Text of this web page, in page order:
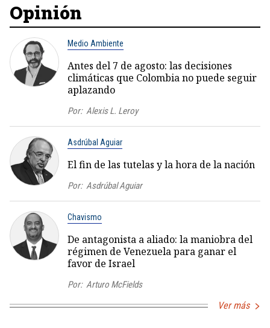
Opinión
Medio Ambiente
Antes del 7 de agosto: las decisiones
climáticas que Colombia no puede seguir
aplazando
Por: Alexis L. Leroy
Asdrúbal Aguiar
El fin de las tutelas y la hora de la nación
Por: Asdrúbal Aguiar
Chavismo
De antagonista a aliado: la maniobra del
régimen de Venezuela para ganar el
favor de Israel
Por: Arturo McFields
Ver más